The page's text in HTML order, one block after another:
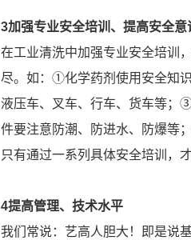
3加强专业安全培训、提高安全意
在工业清洗中加强专业安全培训
尽。如：①化学药剂使用安全知
液压车、叉车、行车、货车等；
件要注意防潮、防进水、防爆等
只有通过一系列具体安全培训，
4提高管理、技术水平
我们常说：艺高人胆大！即是说